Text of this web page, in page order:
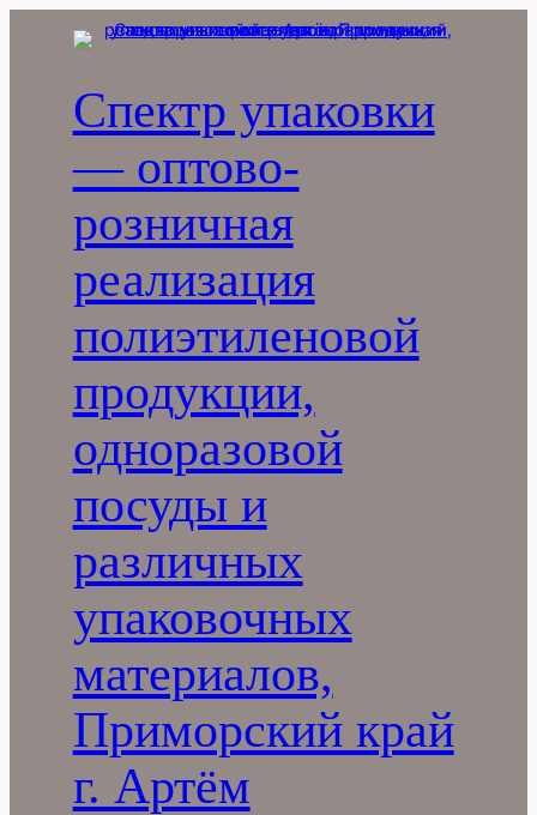
Перейти
Спектр упаковки
— оптово-
розничная
реализация
полиэтиленовой
продукции,
одноразовой
посуды и
различных
упаковочных
материалов,
Приморский край
г. Артём